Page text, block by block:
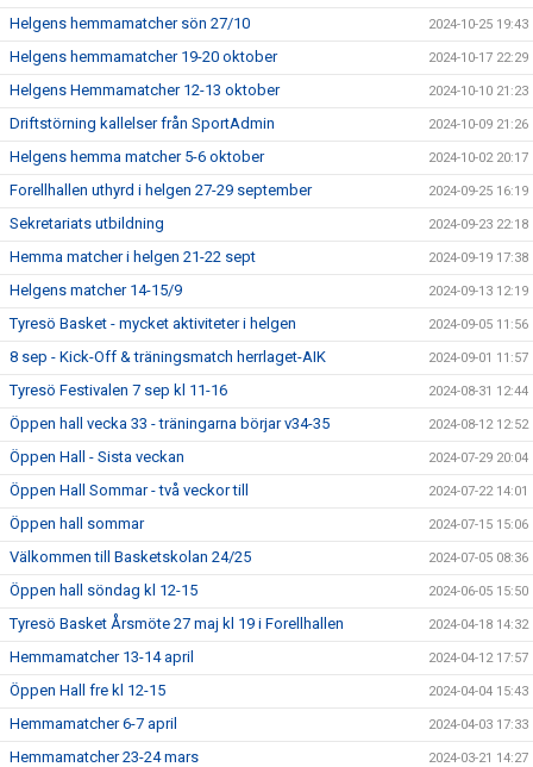
Helgens hemmamatcher sön 27/10 2024-10-25 19:43
Helgens hemmamatcher 19-20 oktober 2024-10-17 22:29
Helgens Hemmamatcher 12-13 oktober 2024-10-10 21:23
Driftstörning kallelser från SportAdmin 2024-10-09 21:26
Helgens hemma matcher 5-6 oktober 2024-10-02 20:17
Forellhallen uthyrd i helgen 27-29 september 2024-09-25 16:19
Sekretariats utbildning 2024-09-23 22:18
Hemma matcher i helgen 21-22 sept 2024-09-19 17:38
Helgens matcher 14-15/9 2024-09-13 12:19
Tyresö Basket - mycket aktiviteter i helgen 2024-09-05 11:56
8 sep - Kick-Off & träningsmatch herrlaget-AIK 2024-09-01 11:57
Tyresö Festivalen 7 sep kl 11-16 2024-08-31 12:44
Öppen hall vecka 33 - träningarna börjar v34-35 2024-08-12 12:52
Öppen Hall - Sista veckan 2024-07-29 20:04
Öppen Hall Sommar - två veckor till 2024-07-22 14:01
Öppen hall sommar 2024-07-15 15:06
Välkommen till Basketskolan 24/25 2024-07-05 08:36
Öppen hall söndag kl 12-15 2024-06-05 15:50
Tyresö Basket Årsmöte 27 maj kl 19 i Forellhallen 2024-04-18 14:32
Hemmamatcher 13-14 april 2024-04-12 17:57
Öppen Hall fre kl 12-15 2024-04-04 15:43
Hemmamatcher 6-7 april 2024-04-03 17:33
Hemmamatcher 23-24 mars 2024-03-21 14:27